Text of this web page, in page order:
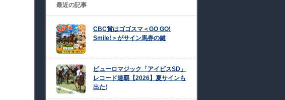
最近の記事
CBC賞はゴゴスマ＜GO GO!
Smile!＞がサイン馬券の鍵
ピューロマジック「アイビスSD」
レコード連覇【2026】夏サインも
出た!